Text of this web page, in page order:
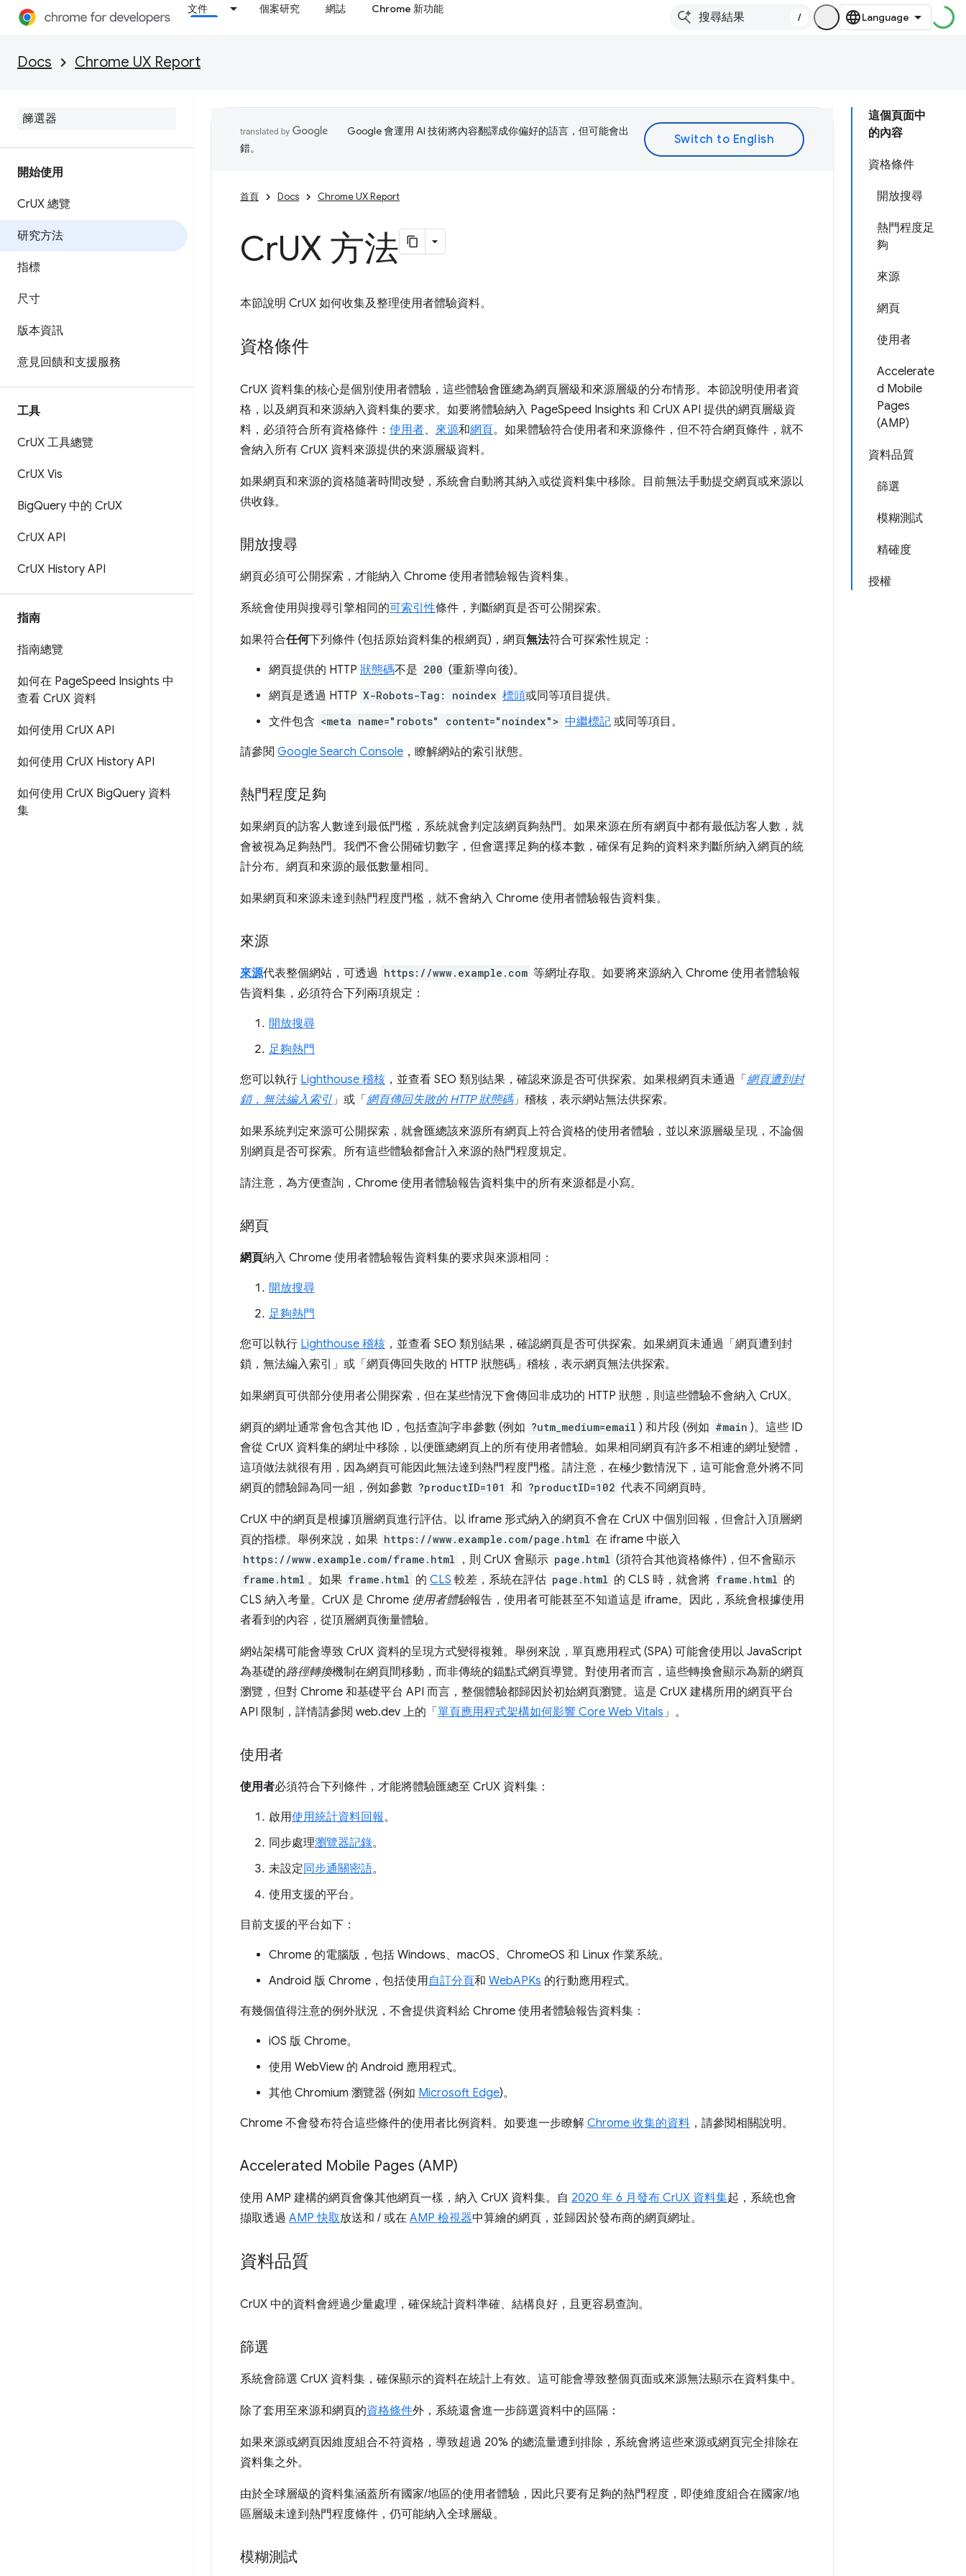
文件 個案研究 網誌 Chrome 新功能
/
Docs Chrome UX Report
開始使用
CrUX 總覽
研究方法
指標
尺寸
版本資訊
意見回饋和支援服務
工具
CrUX 工具總覽
CrUX Vis
BigQuery 中的 CrUX
CrUX API
CrUX History API
指南
指南總覽
如何在 PageSpeed Insights 中
查看 CrUX 資料
如何使用 CrUX API
如何使用 CrUX History API
如何使用 CrUX BigQuery 資料
集
這個頁面中
的內容
資格條件
開放搜尋
熱門程度足
夠
來源
網頁
使用者
Accelerate
d Mobile
Pages
(AMP)
資料品質
篩選
模糊測試
精確度
授權
Google 會運用 AI 技術將內容翻譯成你偏好的語言，但可能會出
錯。
首頁 Docs Chrome UX Report
CrUX 方法
本節說明 CrUX 如何收集及整理使用者體驗資料。
資格條件
CrUX 資料集的核心是個別使用者體驗，這些體驗會匯總為網頁層級和來源層級的分布情形。本節說明使用者資
格，以及網頁和來源納入資料集的要求。如要將體驗納入 PageSpeed Insights 和 CrUX API 提供的網頁層級資
料，必須符合所有資格條件： 使用者、 來源和網頁。如果體驗符合使用者和來源條件，但不符合網頁條件，就不
會納入所有 CrUX 資料來源提供的來源層級資料。
如果網頁和來源的資格隨著時間改變，系統會自動將其納入或從資料集中移除。目前無法手動提交網頁或來源以
供收錄。
開放搜尋
網頁必須可公開探索，才能納入 Chrome 使用者體驗報告資料集。
系統會使用與搜尋引擎相同的可索引性條件，判斷網頁是否可公開探索。
如果符合任何下列條件 (包括原始資料集的根網頁)，網頁無法符合可探索性規定：
網頁提供的 HTTP 狀態碼不是 200 (重新導向後)。
網頁是透過 HTTP X-Robots-Tag: noindex 標頭或同等項目提供。
文件包含 <meta name="robots" content="noindex"> 中繼標記 或同等項目。
請參閱 Google Search Console ，瞭解網站的索引狀態。
熱門程度足夠
如果網頁的訪客人數達到最低門檻，系統就會判定該網頁夠熱門。如果來源在所有網頁中都有最低訪客人數，就
會被視為足夠熱門。我們不會公開確切數字，但會選擇足夠的樣本數，確保有足夠的資料來判斷所納入網頁的統
計分布。網頁和來源的最低數量相同。
如果網頁和來源未達到熱門程度門檻，就不會納入 Chrome 使用者體驗報告資料集。
來源
來源代表整個網站，可透過 https://www.example.com 等網址存取。如要將來源納入 Chrome 使用者體驗報
告資料集，必須符合下列兩項規定：
開放搜尋
足夠熱門
您可以執行 Lighthouse 稽核 ，並查看 SEO 類別結果，確認來源是否可供探索。如果根網頁未通過「 網頁遭到封
鎖，無法編入索引」或「 網頁傳回失敗的 HTTP 狀態碼」稽核，表示網站無法供探索。
如果系統判定來源可公開探索，就會匯總該來源所有網頁上符合資格的使用者體驗，並以來源層級呈現，不論個
別網頁是否可探索。所有這些體驗都會計入來源的熱門程度規定。
請注意，為方便查詢，Chrome 使用者體驗報告資料集中的所有來源都是小寫。
網頁
網頁納入 Chrome 使用者體驗報告資料集的要求與來源相同：
開放搜尋
足夠熱門
您可以執行 Lighthouse 稽核 ，並查看 SEO 類別結果，確認網頁是否可供探索。如果網頁未通過「網頁遭到封
鎖，無法編入索引」 或「網頁傳回失敗的 HTTP 狀態碼」 稽核，表示網頁無法供探索。
如果網頁可供部分使用者公開探索，但在某些情況下會傳回非成功的 HTTP 狀態，則這些體驗不會納入 CrUX。
網頁的網址通常會包含其他 ID，包括查詢字串參數 (例如 ?utm_medium=email ) 和片段 (例如 #main )。這些 ID
會從 CrUX 資料集的網址中移除，以便匯總網頁上的所有使用者體驗。如果相同網頁有許多不相連的網址變體，
這項做法就很有用，因為網頁可能因此無法達到熱門程度門檻。請注意，在極少數情況下，這可能會意外將不同
網頁的體驗歸為同一組，例如參數 ?productID=101 和 ?productID=102 代表不同網頁時。
CrUX 中的網頁是根據頂層網頁進行評估。以 iframe 形式納入的網頁不會在 CrUX 中個別回報，但會計入頂層網
頁的指標。舉例來說，如果 https://www.example.com/page.html 在 iframe 中嵌入
https://www.example.com/frame.html ，則 CrUX 會顯示 page.html (須符合其他資格條件)，但不會顯示
frame.html 。 如果 frame.html 的 CLS 較差，系統在評估 page.html 的 CLS 時，就會將 frame.html 的
CLS 納入考量。CrUX 是 Chrome 使用者體驗報告，使用者可能甚至不知道這是 iframe。因此，系統會根據使用
者看到的內容，從頂層網頁衡量體驗。
網站架構可能會導致 CrUX 資料的呈現方式變得複雜。舉例來說，單頁應用程式 (SPA) 可能會使用以 JavaScript
為基礎的路徑轉換機制在網頁間移動，而非傳統的錨點式網頁導覽。對使用者而言，這些轉換會顯示為新的網頁
瀏覽，但對 Chrome 和基礎平台 API 而言，整個體驗都歸因於初始網頁瀏覽。這是 CrUX 建構所用的網頁平台
API 限制，詳情請參閱 web.dev 上的「 單頁應用程式架構如何影響 Core Web Vitals」。
使用者
使用者必須符合下列條件，才能將體驗匯總至 CrUX 資料集：
啟用使用統計資料回報。
同步處理瀏覽器記錄。
未設定同步通關密語。
使用支援的平台。
目前支援的平台如下：
Chrome 的電腦版，包括 Windows、macOS、ChromeOS 和 Linux 作業系統。
Android 版 Chrome，包括使用自訂分頁和 WebAPKs 的行動應用程式。
有幾個值得注意的例外狀況，不會提供資料給 Chrome 使用者體驗報告資料集：
iOS 版 Chrome。
使用 WebView 的 Android 應用程式。
其他 Chromium 瀏覽器 (例如 Microsoft Edge)。
Chrome 不會發布符合這些條件的使用者比例資料。如要進一步瞭解 Chrome 收集的資料 ，請參閱相關說明。
Accelerated Mobile Pages (AMP)
使用 AMP 建構的網頁會像其他網頁一樣，納入 CrUX 資料集。自 2020 年 6 月發布 CrUX 資料集起，系統也會
擷取透過 AMP 快取放送和 / 或在 AMP 檢視器中算繪的網頁，並歸因於發布商的網頁網址。
資料品質
CrUX 中的資料會經過少量處理，確保統計資料準確、結構良好，且更容易查詢。
篩選
系統會篩選 CrUX 資料集，確保顯示的資料在統計上有效。這可能會導致整個頁面或來源無法顯示在資料集中。
除了套用至來源和網頁的資格條件外，系統還會進一步篩選資料中的區隔：
如果來源或網頁因維度組合不符資格，導致超過 20% 的總流量遭到排除，系統會將這些來源或網頁完全排除在
資料集之外。
由於全球層級的資料集涵蓋所有國家/地區的使用者體驗，因此只要有足夠的熱門程度，即使維度組合在國家/地
區層級未達到熱門程度條件，仍可能納入全球層級。
模糊測試